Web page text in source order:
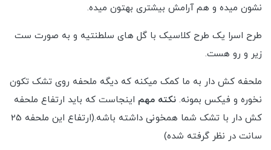
نشون میده و هم آرامش بیشتری بهتون میده.
طرح اسرا یک طرح کلاسیک با گل های سلطنتیه و به صورت ست
زیر و رو هست.
ملحفه کش دار به ما کمک میکنه که دیگه ملحفه روی تشک تکون
نخوره و فیکس بمونه. نکته مهم اینجاست که باید ارتفاع ملحفه
کش دار با تشک شما همخونی داشته باشه.(ارتفاع این ملحفه 25
سانت در نظر گرفته شده)